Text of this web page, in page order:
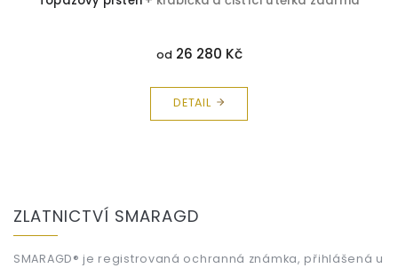
od26 280 Kč
DETAIL
ZLATNICTVÍ SMARAGD
SMARAGD® je registrovaná ochranná známka, přihlášená u